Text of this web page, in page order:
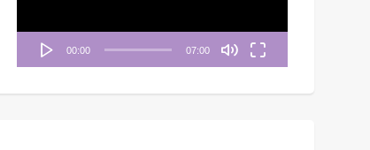
00:00 07:00